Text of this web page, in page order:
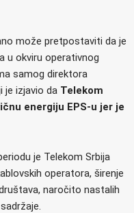
može pretpostaviti da je
u okviru operativnog
samog direktora
je izjavio da Telekom
energiju EPS-u jer je
je Telekom Srbija
operatora, širenje
naročito nastalih